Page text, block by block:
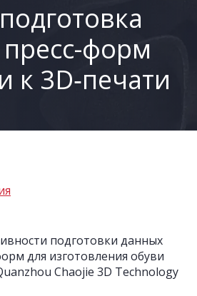
форм
к 3D‑печати
подготовки данных
для изготовления обуви
Chaojie 3D Technology